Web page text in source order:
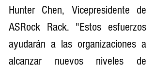
Hunter Chen, Vicepresidente de
ASRock Rack. "Estos esfuerzos
ayudarán a las organizaciones a
alcanzar nuevos niveles de